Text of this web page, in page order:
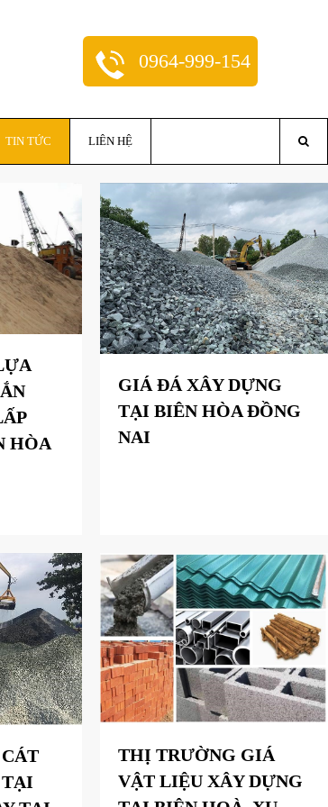
0964-999-154
TIN TỨC LIÊN HỆ
HÒA
GIÁ ĐÁ XÂY DỰNG
TẠI BIÊN HÒA ĐỒNG
NAI
THỊ TRƯỜNG GIÁ
VẬT LIỆU XÂY DỰNG